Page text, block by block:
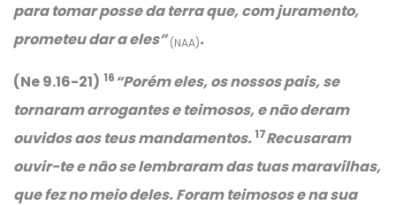
para tomar posse da terra que, com juramento,
prometeu dar a eles”(NAA).
(Ne 9.16-21) 16“Porém eles, os nossos pais, se
tornaram arrogantes e teimosos, e não deram
ouvidos aos teus mandamentos.17Recusaram
ouvir-te e não se lembraram das tuas maravilhas,
que fez no meio deles. Foram teimosos e na sua